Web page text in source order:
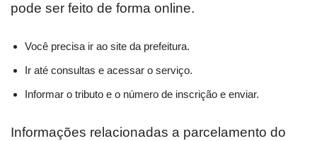
pode ser feito de forma online.
Você precisa ir ao site da prefeitura.
Ir até consultas e acessar o serviço.
Informar o tributo e o número de inscrição e enviar.
Informações relacionadas a parcelamento do